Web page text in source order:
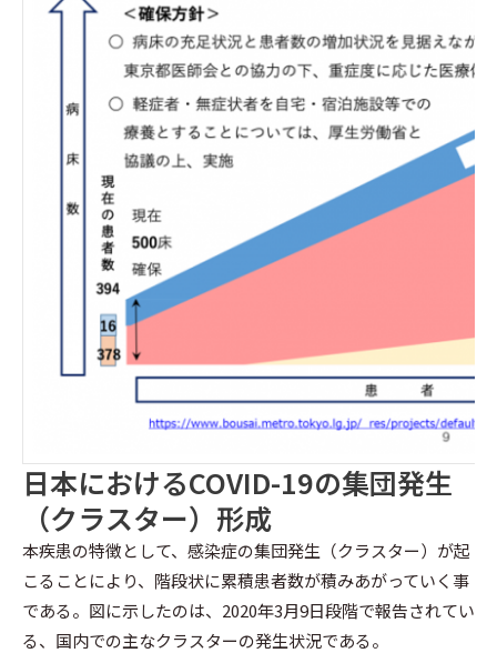
日本におけるCOVID-19の集団発生
（クラスター）形成
本疾患の特徴として、感染症の集団発生（クラスター）が起
こることにより、階段状に累積患者数が積みあがっていく事
である。図に示したのは、2020年3月9日段階で報告されてい
る、国内での主なクラスターの発生状況である。